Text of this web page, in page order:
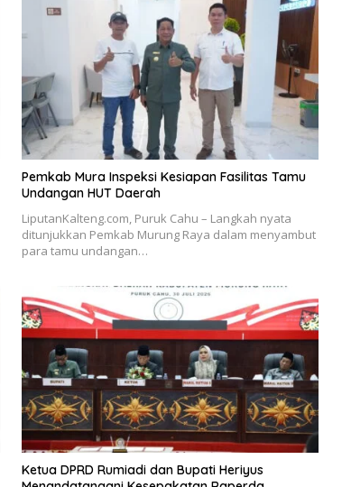
Pemkab Mura Inspeksi Kesiapan Fasilitas Tamu
Undangan HUT Daerah
LiputanKalteng.com, Puruk Cahu – Langkah nyata
ditunjukkan Pemkab Murung Raya dalam menyambut
para tamu undangan…
Ketua DPRD Rumiadi dan Bupati Heriyus